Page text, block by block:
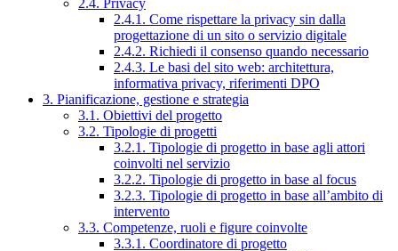
2.4. Privacy
2.4.1. Come rispettare la privacy sin dalla
progettazione di un sito o servizio digitale
2.4.2. Richiedi il consenso quando necessario
2.4.3. Le basi del sito web: architettura,
informativa privacy, riferimenti DPO
3. Pianificazione, gestione e strategia
3.1. Obiettivi del progetto
3.2. Tipologie di progetti
3.2.1. Tipologie di progetto in base agli attori
coinvolti nel servizio
3.2.2. Tipologie di progetto in base al focus
3.2.3. Tipologie di progetto in base all’ambito di
intervento
3.3. Competenze, ruoli e figure coinvolte
3.3.1. Coordinatore di progetto